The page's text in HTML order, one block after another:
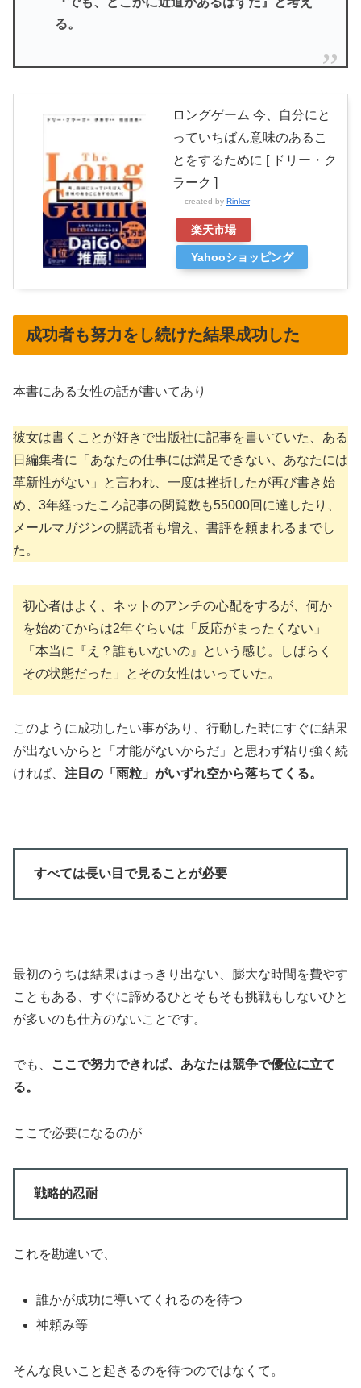
る。
ロングゲーム 今、自分にと
っていちばん意味のあるこ
とをするために [ ドリー・ク
ラーク ]
created by Rinker
楽天市場
Yahooショッピング
成功者も努力をし続けた結果成功した
本書にある女性の話が書いてあり
彼女は書くことが好きで出版社に記事を書いていた、ある
日編集者に「あなたの仕事には満足できない、あなたには
革新性がない」と言われ、一度は挫折したが再び書き始
め、3年経ったころ記事の閲覧数も55000回に達したり、
メールマガジンの購読者も増え、書評を頼まれるまでし
た。
初心者はよく、ネットのアンチの心配をするが、何か
を始めてからは2年ぐらいは「反応がまったくない」
「本当に『え？誰もいないの』という感じ。しばらく
その状態だった」とその女性はいっていた。
このように成功したい事があり、行動した時にすぐに結果
が出ないからと「才能がないからだ」と思わず粘り強く続
ければ、 注目の「雨粒」がいずれ空から落ちてくる。
すべては長い目で見ることが必要
最初のうちは結果ははっきり出ない、膨大な時間を費やす
こともある、すぐに諦めるひとそもそも挑戦もしないひと
が多いのも仕方のないことです。
でも、
ここで努力できれば、あなたは競争で優位に立て
る。
ここで必要になるのが
戦略的忍耐
これを勘違いで、
誰かが成功に導いてくれるのを待つ
神頼み等
そんな良いこと起きるのを待つのではなくて。